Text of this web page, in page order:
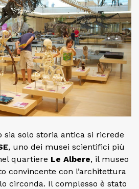
sia solo storia antica si ricrede
, uno dei musei scientifici più
quartiere Le Albere, il museo
convincente con l’architettura
circonda. Il complesso è stato